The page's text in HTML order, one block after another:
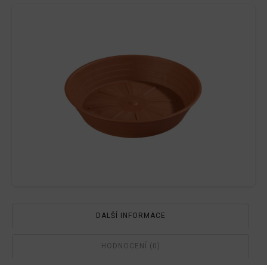
DALŠÍ INFORMACE
HODNOCENÍ (0)